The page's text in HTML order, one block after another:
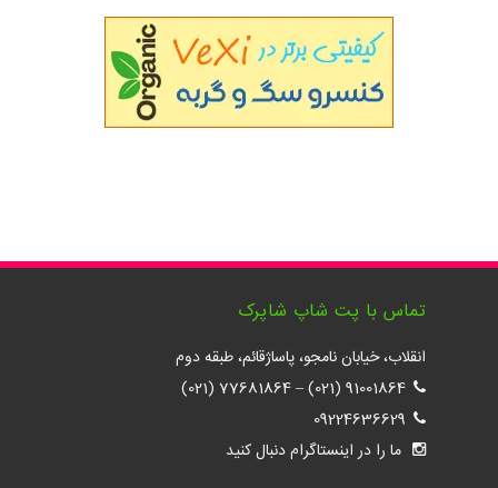
تماس با پت شاپ شاپرک
انقلاب، خیابان نامجو، پاساژقائم، طبقه دوم
91001864 (021)
–
77681864 (021)
09224636629
ما را در اینستاگرام دنبال کنید